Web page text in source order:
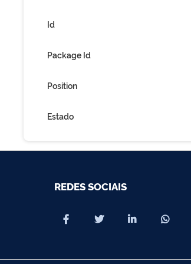
Id
Package Id
Position
Estado
REDES SOCIAIS